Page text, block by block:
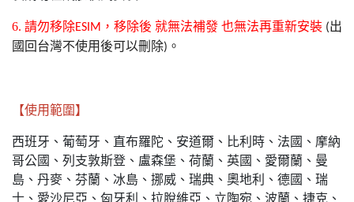
6. 請勿移除ESIM ，移除後 就無法補發 也無法再重新安裝 (出
國回台灣不使用後可以刪除) 。
【使用範圍】
西班牙、葡萄牙、直布羅陀、安道爾、比利時、法國、摩納
哥公國、列支敦斯登、盧森堡、荷蘭、英國、愛爾蘭、曼
島、丹麥、芬蘭、冰島、挪威、瑞典、奧地利、德國、瑞
士、愛沙尼亞、匈牙利、拉脫維亞、立陶宛、波蘭、捷克、